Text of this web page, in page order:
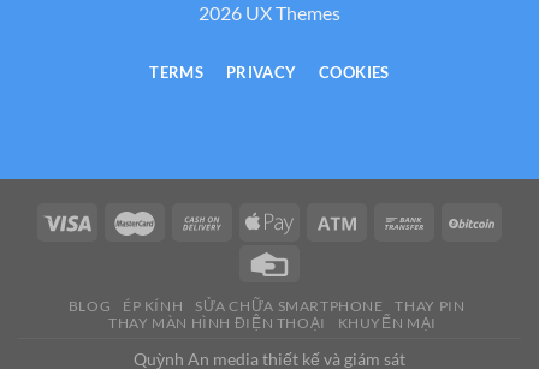
2026 UX Themes
TERMS PRIVACY COOKIES
BLOG ÉP KÍNH SỬA CHỮA SMARTPHONE
THAY PIN
THAY MÀN HÌNH ĐIỆN THOẠI
KHUYẾN MẠI
Quỳnh An media thiết kế và giám sát